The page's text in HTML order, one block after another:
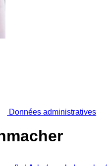
Données administratives